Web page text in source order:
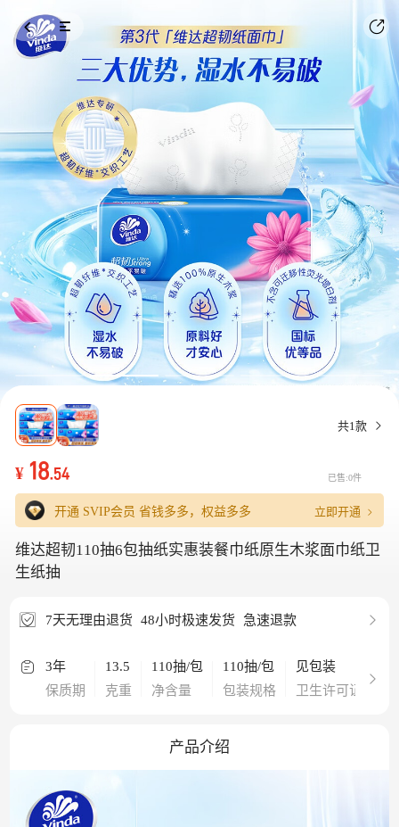
共1款
¥ 18.54 已售:0件
开通 SVIP会员 省钱多多，权益多多 立即开通
维达超韧110抽6包抽纸实惠装餐巾纸原生木浆面巾纸卫
生纸抽
7天无理由退货 48小时极速发货 急速退款
3年
保质期
13.5
克重
110抽/包
净含量
110抽/包
包装规格
见包装
卫生许可证号
产品介绍